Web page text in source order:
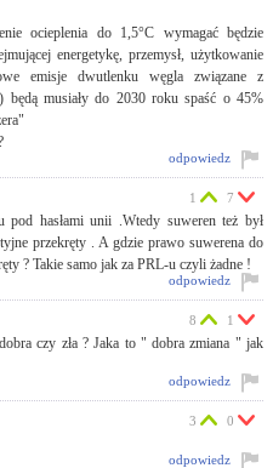
ocieplenia do 1,5°C wymagać będzie
energetykę, przemysł, użytkowanie
emisje dwutlenku węgla związane z
będą musiały do 2030 roku spaść o 45%
odpowiedz
pod hasłami unii .Wtedy suweren też był
przekręty . A gdzie prawo suwerena do
? Takie samo jak za PRL-u czyli żadne !
1 7
odpowiedz
czy zła ? Jaka to " dobra zmiana " jak
8 1
odpowiedz
3 0
odpowiedz